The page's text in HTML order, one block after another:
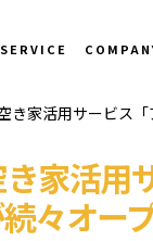
SERVICE
き家活用サービス
き家活
々オー